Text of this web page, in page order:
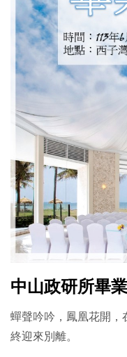
中山政研所畢
蟬聲吟吟，鳳凰花開，
終迎來別離。